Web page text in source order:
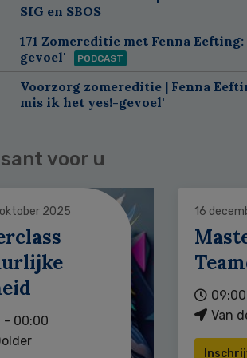
SIG en SBOS
171 Zomereditie met Fenna
gevoel'
PODCAST
Voorzorg zomereditie | Fenna
mis ik het yes!-gevoel'
voor u
2025
- 00:00
16
Van